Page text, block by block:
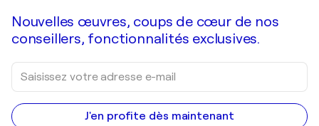
Nouvelles œuvres, coups de cœur de nos
conseillers, fonctionnalités exclusives.
J'en profite dès maintenant